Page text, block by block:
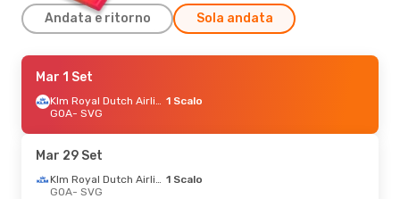
Andata e ritorno Sola andata
Gio 24 Set
Klm Royal Dutch Airlines
1 Scalo
Klm Royal Dutch Airlines
1 Scalo
SVG - GOA
Mar 1 Set
Klm Royal Dutch Airlines 1 Scalo
GOA- SVG
Mar 29 Set
Klm Royal Dutch Airlines 1 Scalo
GOA- SVG